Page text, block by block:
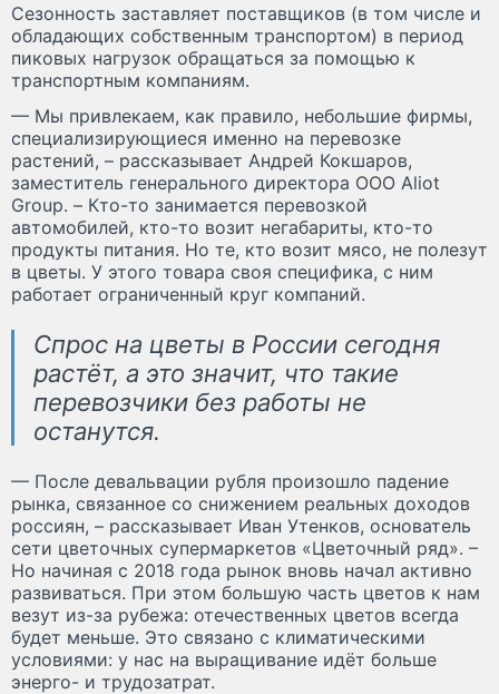
Сезонность заставляет поставщиков (в том числе и
обладающих собственным транспортом) в период
пиковых нагрузок обращаться за помощью к
транспортным компаниям.
— Мы привлекаем, как правило, небольшие фирмы,
специализирующиеся именно на перевозке
растений, – рассказывает Андрей Кокшаров,
заместитель генерального директора ООО Aliot
Group. – Кто-то занимается перевозкой
автомобилей, кто-то возит негабариты, кто-то
продукты питания. Но те, кто возит мясо, не полезут
в цветы. У этого товара своя специфика, с ним
работает ограниченный круг компаний.
Спрос на цветы в России сегодня
растёт, а это значит, что такие
перевозчики без работы не
останутся.
— После девальвации рубля произошло падение
рынка, связанное со снижением реальных доходов
россиян, – рассказывает Иван Утенков, основатель
сети цветочных супермаркетов «Цветочный ряд». –
Но начиная с 2018 года рынок вновь начал активно
развиваться. При этом большую часть цветов к нам
везут из-за рубежа: отечественных цветов всегда
будет меньше. Это связано с климатическими
условиями: у нас на выращивание идёт больше
энерго- и трудозатрат.